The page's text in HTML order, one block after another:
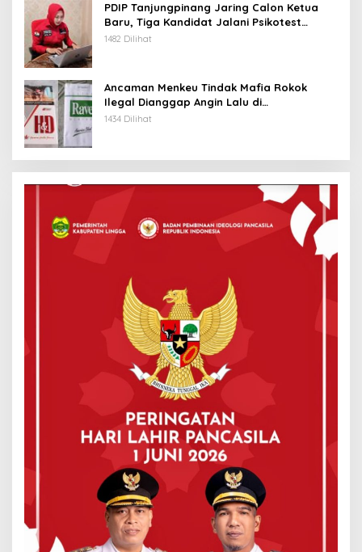
PDIP Tanjungpinang Jaring Calon Ketua
Baru, Tiga Kandidat Jalani Psikotest
Daring
1482 Dilihat
Ancaman Menkeu Tindak Mafia Rokok
Ilegal Dianggap Angin Lalu di
Tanjungpinang
1434 Dilihat